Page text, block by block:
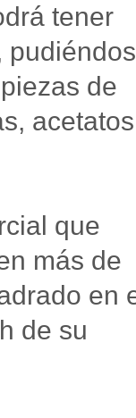
tener
de
que
más de
en
de su